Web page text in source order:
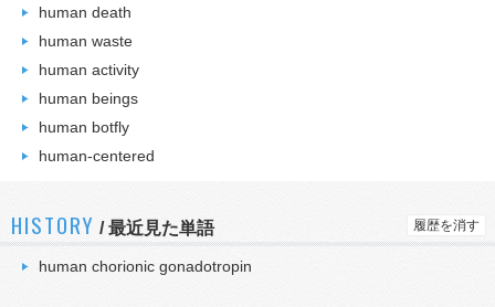
human death
human waste
human activity
human beings
human botfly
human-centered
HISTORY /最近見た単語 履歴を消す
human chorionic gonadotropin